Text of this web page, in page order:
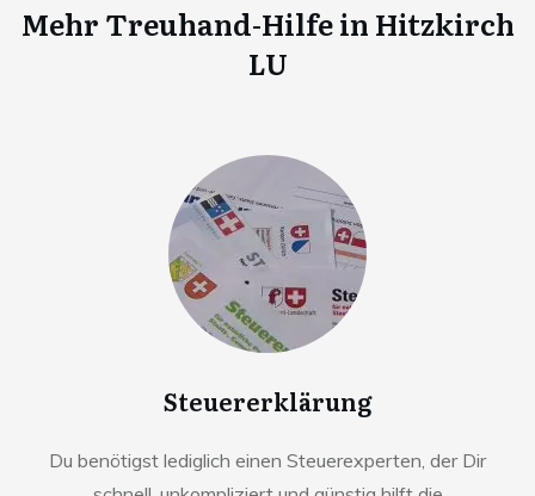
Mehr Treuhand-Hilfe in Hitzkirch
LU
Steuererklärung
Du benötigst lediglich einen Steuerexperten, der Dir